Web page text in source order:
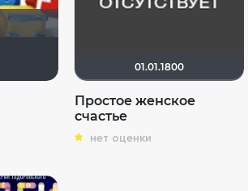
01.01.1800
Простое женское
счастье
нет оценки